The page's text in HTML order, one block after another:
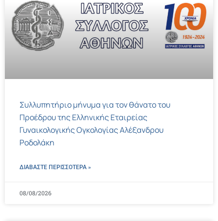
Συλλυπητήριο μήνυμα για τον θάνατο του
Προέδρου της Ελληνικής Εταιρείας
Γυναικολογικής Ογκολογίας Αλέξανδρου
Ροδολάκη
ΔΙΑΒΑΣΤΕ ΠΕΡΙΣΣΌΤΕΡΑ »
08/08/2026